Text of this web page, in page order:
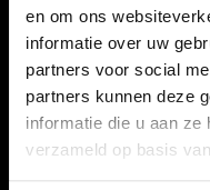
en om ons
informatie over uw
partners voor social
partners kunnen deze
informatie die u aan
verzameld op basis